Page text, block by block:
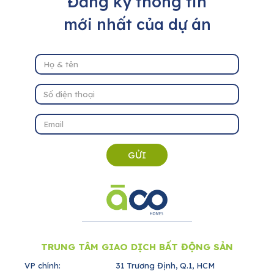
mới nhất của dự án
GỬI
TRUNG TÂM GIAO DỊCH BẤT ĐỘNG SẢN
VP chính:
31 Trương Định, Q.1, HCM